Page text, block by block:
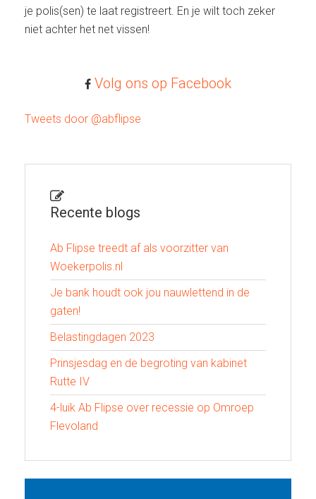
je polis(sen) te laat registreert. En je wilt toch zeker
niet achter het net vissen!
Volg ons op Facebook
Tweets door @abflipse
Recente blogs
Ab Flipse treedt af als voorzitter van
Woekerpolis.nl
Je bank houdt ook jou nauwlettend in de
gaten!
Belastingdagen 2023
Prinsjesdag en de begroting van kabinet
Rutte IV
4-luik Ab Flipse over recessie op Omroep
Flevoland